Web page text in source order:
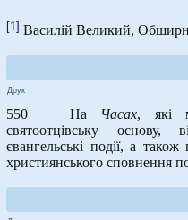
[1] Василій Великий,
Друк
550 На Часах, які
святоотцівську основу,
євангельські події, а
християнського сповнення